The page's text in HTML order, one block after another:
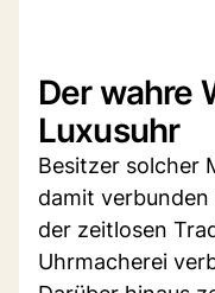
Der wahre
Luxusuhr
Besitzer solcher
damit
der zeitlosen
Uhrmacherei